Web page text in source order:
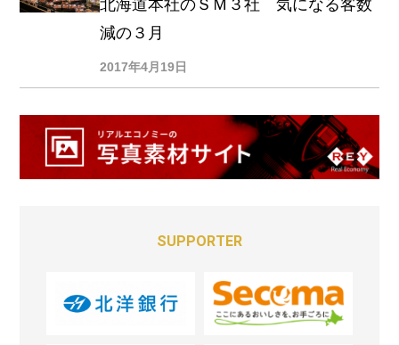
北海道本社のＳＭ３社 気になる客数
減の３月
2017年4月19日
SUPPORTER